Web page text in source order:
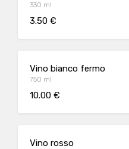
330 ml
3.50 €
Vino bianco fermo
750 ml
10.00 €
Vino rosso